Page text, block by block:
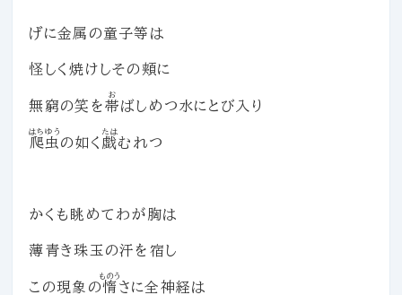
げに金属の童子等は
怪しく焼けしその頬に
無窮の笑を帯
お
ばしめつ水にとび入り
爬虫
はちゆう
の如く戯
たは
むれつ
かくも眺めてわが胸は
薄青き珠玉の汗を宿し
この現象の惰
ものう
さに全神経は